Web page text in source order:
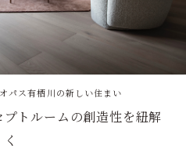
パス有栖川の新しい住まい
トルームの創造性を紐解
く